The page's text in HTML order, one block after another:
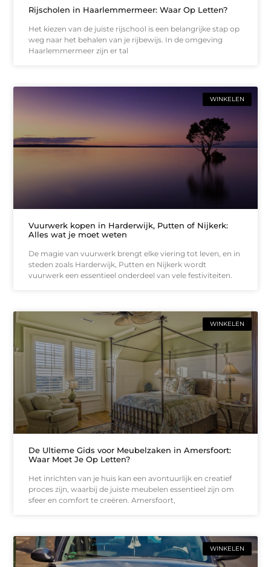
Rijscholen in Haarlemmermeer: Waar Op Letten?
Het kiezen van de juiste rijschool is een belangrijke stap op
weg naar het behalen van je rijbewijs. In de omgeving
Haarlemmermeer zijn er tal
WINKELEN
Vuurwerk kopen in Harderwijk, Putten of Nijkerk:
Alles wat je moet weten
De magie van vuurwerk brengt elke viering tot leven, en in
steden zoals Harderwijk, Putten en Nijkerk wordt
vuurwerk een essentieel onderdeel van vele festiviteiten.
WINKELEN
De Ultieme Gids voor Meubelzaken in Amersfoort:
Waar Moet Je Op Letten?
Het inrichten van je huis kan een avontuurlijk en creatief
proces zijn, waarbij de juiste meubelen essentieel zijn om
sfeer en comfort te creëren. Amersfoort,
WINKELEN